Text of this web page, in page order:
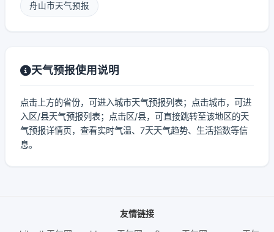
舟山市天气预报
天气预报使用说明
点击上方的省份，可进入城市天气预报列表；点击城市，可进
入区/县天气预报列表；点击区/县，可直接跳转至该地区的天
气预报详情页，查看实时气温、7天天气趋势、生活指数等信
息。
友情链接